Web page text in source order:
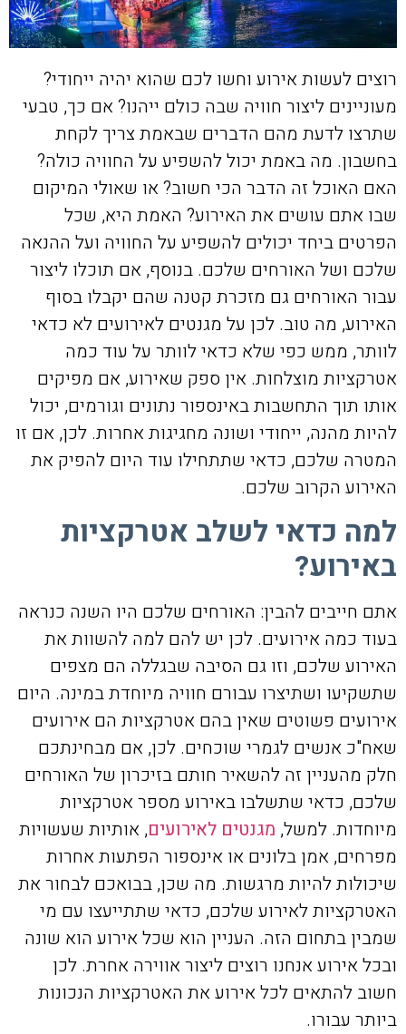
רוצים לעשות אירוע וחשו לכם שהוא יהיה ייחודי?
מעוניינים ליצור חוויה שבה כולם ייהנו? אם כך, טבעי
שתרצו לדעת מהם הדברים שבאמת צריך לקחת
בחשבון. מה באמת יכול להשפיע על החוויה כולה?
האם האוכל זה הדבר הכי חשוב? או שאולי המיקום
שבו אתם עושים את האירוע? האמת היא, שכל
הפרטים ביחד יכולים להשפיע על החוויה ועל ההנאה
שלכם ושל האורחים שלכם. בנוסף, אם תוכלו ליצור
עבור האורחים גם מזכרת קטנה שהם יקבלו בסוף
האירוע, מה טוב. לכן על מגנטים לאירועים לא כדאי
לוותר, ממש כפי שלא כדאי לוותר על עוד כמה
אטרקציות מוצלחות. אין ספק שאירוע, אם מפיקים
אותו תוך התחשבות באינספור נתונים וגורמים, יכול
להיות מהנה, ייחודי ושונה מחגיגות אחרות. לכן, אם זו
המטרה שלכם, כדאי שתתחילו עוד היום להפיק את
האירוע הקרוב שלכם.
למה כדאי לשלב אטרקציות
באירוע?
אתם חייבים להבין: האורחים שלכם היו השנה כנראה
בעוד כמה אירועים. לכן יש להם למה להשוות את
האירוע שלכם, וזו גם הסיבה שבגללה הם מצפים
שתשקיעו ושתיצרו עבורם חוויה מיוחדת במינה. היום
אירועים פשוטים שאין בהם אטרקציות הם אירועים
שאח"כ אנשים לגמרי שוכחים. לכן, אם מבחינתכם
חלק מהעניין זה להשאיר חותם בזיכרון של האורחים
שלכם, כדאי שתשלבו באירוע מספר אטרקציות
מיוחדות. למשל, מגנטים לאירועים, אותיות שעשויות
מפרחים, אמן בלונים או אינספור הפתעות אחרות
שיכולות להיות מרגשות. מה שכן, בבואכם לבחור את
האטרקציות לאירוע שלכם, כדאי שתתייעצו עם מי
שמבין בתחום הזה. העניין הוא שכל אירוע הוא שונה
ובכל אירוע אנחנו רוצים ליצור אווירה אחרת. לכן
חשוב להתאים לכל אירוע את האטרקציות הנכונות
ביותר עבורו.